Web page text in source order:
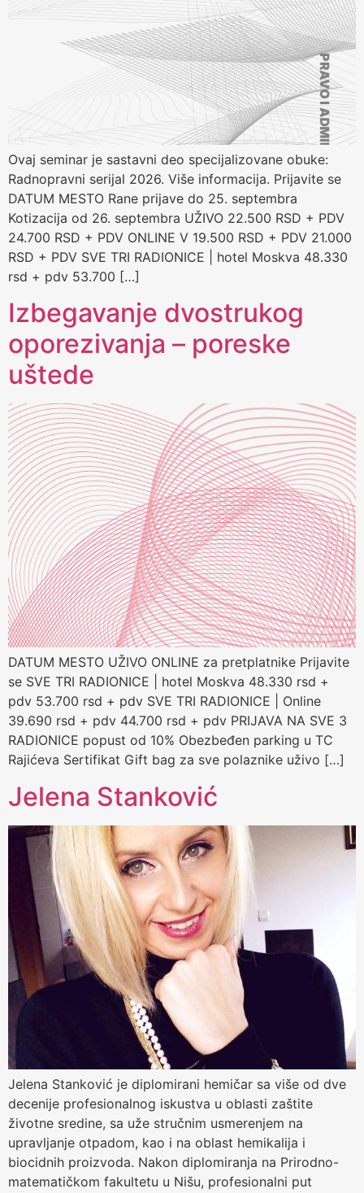
Ovaj seminar je sastavni deo specijalizovane obuke:
Radnopravni serijal 2026. Više informacija. Prijavite se
DATUM MESTO Rane prijave do 25. septembra
Kotizacija od 26. septembra UŽIVO 22.500 RSD + PDV
24.700 RSD + PDV ONLINE V 19.500 RSD + PDV 21.000
RSD + PDV SVE TRI RADIONICE | hotel Moskva 48.330
rsd + pdv 53.700 […]
Izbegavanje dvostrukog
oporezivanja – poreske
uštede
DATUM MESTO UŽIVO ONLINE za pretplatnike Prijavite
se SVE TRI RADIONICE | hotel Moskva 48.330 rsd +
pdv 53.700 rsd + pdv SVE TRI RADIONICE | Online
39.690 rsd + pdv 44.700 rsd + pdv PRIJAVA NA SVE 3
RADIONICE popust od 10% Obezbeđen parking u TC
Rajićeva Sertifikat Gift bag za sve polaznike uživo […]
Jelena Stanković
Jelena Stanković je diplomirani hemičar sa više od dve
decenije profesionalnog iskustva u oblasti zaštite
životne sredine, sa uže stručnim usmerenjem na
upravljanje otpadom, kao i na oblast hemikalija i
biocidnih proizvoda. Nakon diplomiranja na Prirodno-
matematičkom fakultetu u Nišu, profesionalni put